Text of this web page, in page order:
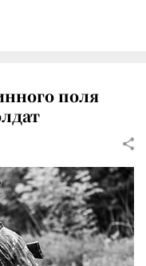
поля